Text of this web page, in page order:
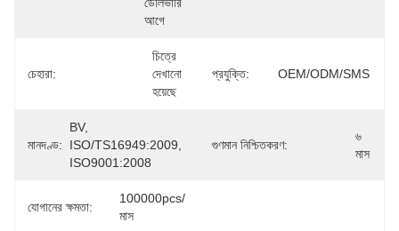
আগে
চেহারা:
চিত্রে
দেখানো
হয়েছে
প্রযুক্তি: OEM/ODM/SMS
মানদণ্ড:
BV,
ISO/TS16949:2009,
ISO9001:2008
গুণমান নিশ্চিতকরণ:
৬
মাস
যোগানের ক্ষমতা:
100000pcs/
মাস